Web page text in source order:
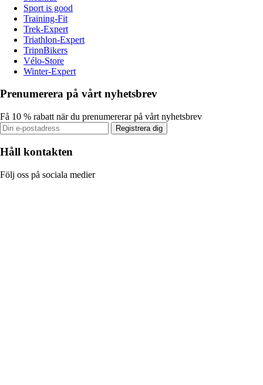
Sport is good
Training-Fit
Trek-Expert
Triathlon-Expert
TripnBikers
Vélo-Store
Winter-Expert
Prenumerera på vårt nyhetsbrev
Få 10 % rabatt när du prenumererar på vårt nyhetsbrev
Registrera dig
Håll kontakten
Följ oss på sociala medier